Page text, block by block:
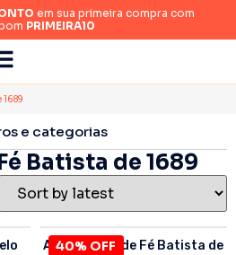
em sua primeira compra com
PRIMEIRA10
e categorias
Batista de 1689
40% OFF
A Confissão de Fé Batista de